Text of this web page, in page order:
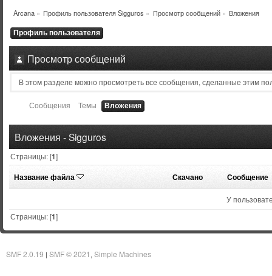
Arcana» Профиль пользователя Sigguros » Просмотр сообщений» Вложения
Профиль пользователя
Просмотр сообщений
В этом разделе можно просмотреть все сообщения, сделанные этим
Сообщения Темы Вложения
Вложения - Sigguros
Страницы: [1]
Название файла Скачано Сообщение
У
Страницы: [1]
SMF 2.0.19 | SMF © 2021 Simple Machines